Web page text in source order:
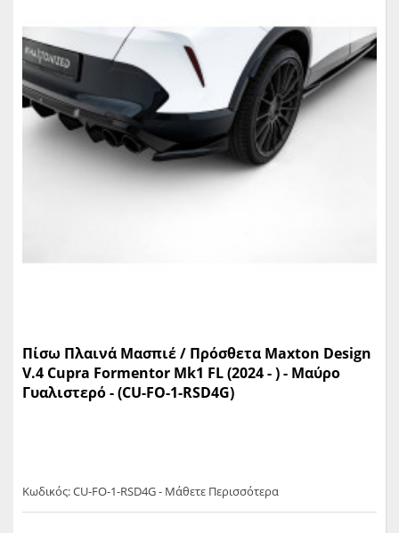
Πίσω Πλαινά Μασπιέ / Πρόσθετα Maxton Design
V.4 Cupra Formentor Mk1 FL (2024 - ) - Μαύρο
Γυαλιστερό - (CU-FO-1-RSD4G)
Κωδικός: CU-FO-1-RSD4G - Μάθετε Περισσότερα